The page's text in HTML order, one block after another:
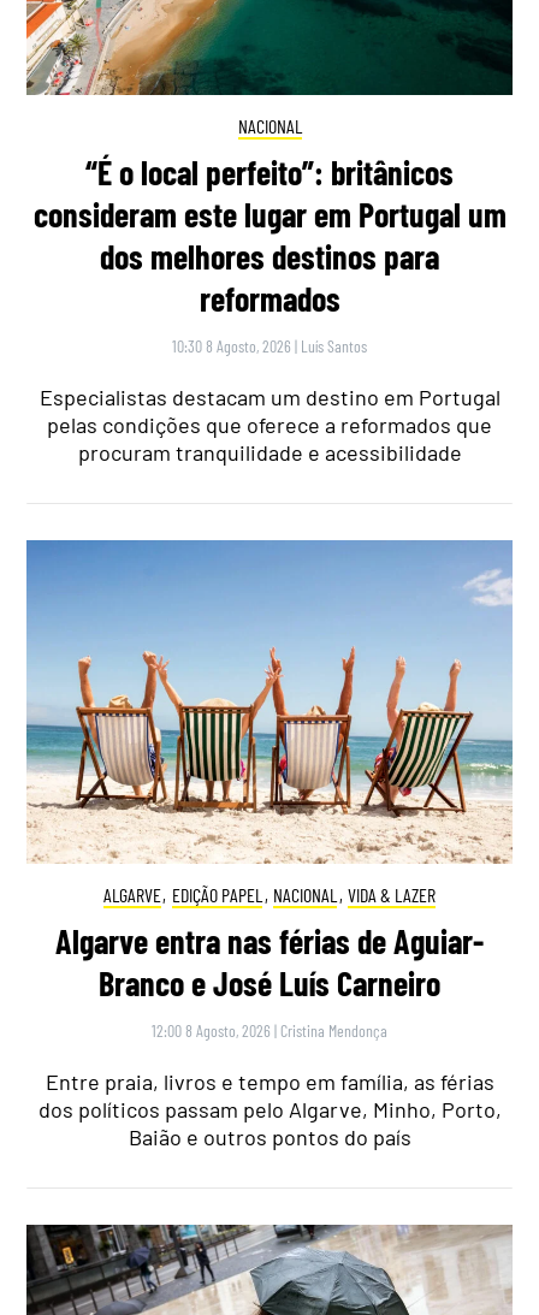
NACIONAL
“É o local perfeito”: britânicos
consideram este lugar em Portugal um
dos melhores destinos para
reformados
10:30 8 Agosto, 2026 | Luís Santos
Especialistas destacam um destino em Portugal
pelas condições que oferece a reformados que
procuram tranquilidade e acessibilidade
ALGARVE, EDIÇÃO PAPEL , NACIONAL , VIDA & LAZER
Algarve entra nas férias de Aguiar-
Branco e José Luís Carneiro
12:00 8 Agosto, 2026 | Cristina Mendonça
Entre praia, livros e tempo em família, as férias
dos políticos passam pelo Algarve, Minho, Porto,
Baião e outros pontos do país